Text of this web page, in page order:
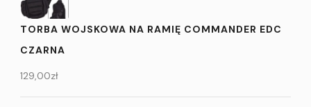
TORBA WOJSKOWA NA RAMIĘ COMMANDER EDC
CZARNA
129,00zł